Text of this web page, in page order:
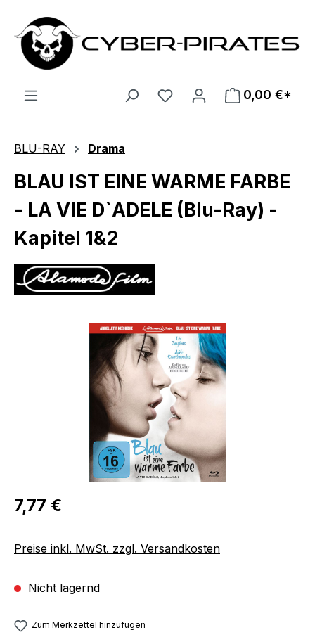
Zum Hauptinhalt springen
0,00 €*
BLU-RAY Drama
BLAU IST EINE WARME FARBE
- LA VIE D`ADELE (Blu-Ray) -
Kapitel 1&2
Bildergalerie überspringen
Regulärer Preis:
7,77 €
Preise inkl. MwSt. zzgl. Versandkosten
Nicht lagernd
Zum Merkzettel hinzufügen